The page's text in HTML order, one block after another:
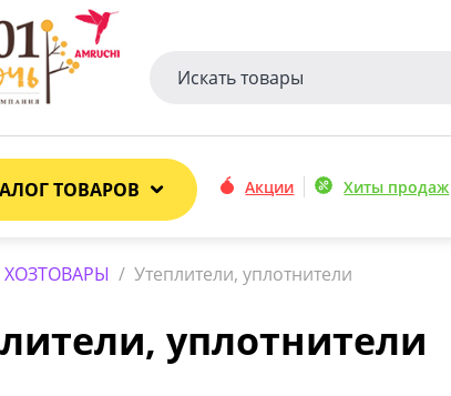
ТОВАРОВ Акции Хиты продаж
ХОЗТОВАРЫ / Утеплители, уплотнители
уплотнители